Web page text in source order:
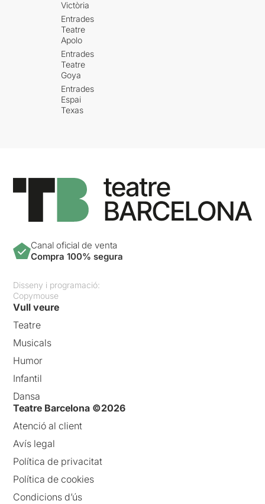
Victòria
Entrades
Teatre
Apolo
Entrades
Teatre
Goya
Entrades
Espai
Texas
Canal oficial de venta
Compra 100% segura
Disseny i programació:
Copymouse
Vull veure
Teatre
Musicals
Humor
Infantil
Dansa
Teatre Barcelona ©2026
Atenció al client
Avís legal
Política de privacitat
Política de cookies
Condicions d’ús